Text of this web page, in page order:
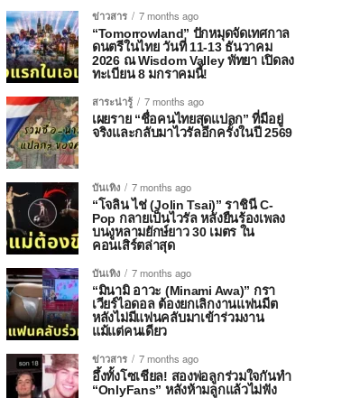
ข่าวสาร
7 months ago
“Tomorrowland” ปักหมุดจัดเทศกาล
ดนตรีในไทย วันที่ 11-13 ธันวาคม
2026 ณ Wisdom Valley พัทยา เปิดลง
ทะเบียน 8 มกราคมนี้!
สาระน่ารู้
7 months ago
เผยราย “ชื่อคนไทยสุดแปลก” ที่มีอยู่
จริงและกลับมาไวรัลอีกครั้งในปี 2569
บันเทิง
7 months ago
“โจลิน ไช่ (Jolin Tsai)” ราชินี C-
Pop กลายเป็นไวรัล หลังยืนร้องเพลง
บนงูหลามยักษ์ยาว 30 เมตร ใน
คอนเสิร์ตล่าสุด
บันเทิง
7 months ago
“มินามิ อาวะ (Minami Awa)” กรา
เวียร์ไอดอล ต้องยกเลิกงานแฟนมีต
หลังไม่มีแฟนคลับมาเข้าร่วมงาน
แม้แต่คนเดียว
ข่าวสาร
7 months ago
อึ้งทั้งโซเชียล! สองพ่อลูกร่วมใจกันทำ
“OnlyFans” หลังห้ามลูกแล้วไม่ฟัง